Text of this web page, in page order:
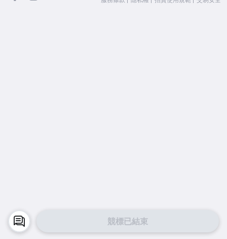
競標已結束